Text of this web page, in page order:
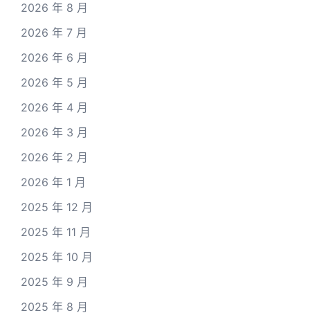
2026 年 8 月
2026 年 7 月
2026 年 6 月
2026 年 5 月
2026 年 4 月
2026 年 3 月
2026 年 2 月
2026 年 1 月
2025 年 12 月
2025 年 11 月
2025 年 10 月
2025 年 9 月
2025 年 8 月